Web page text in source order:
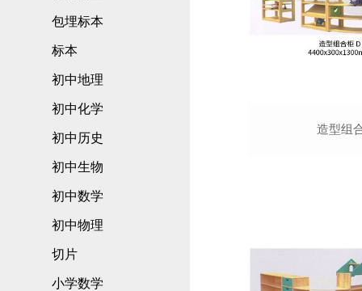
包埋标本
标本
初中地理
初中化学
初中历史
初中生物
初中数学
初中物理
切片
小学数学
造型组